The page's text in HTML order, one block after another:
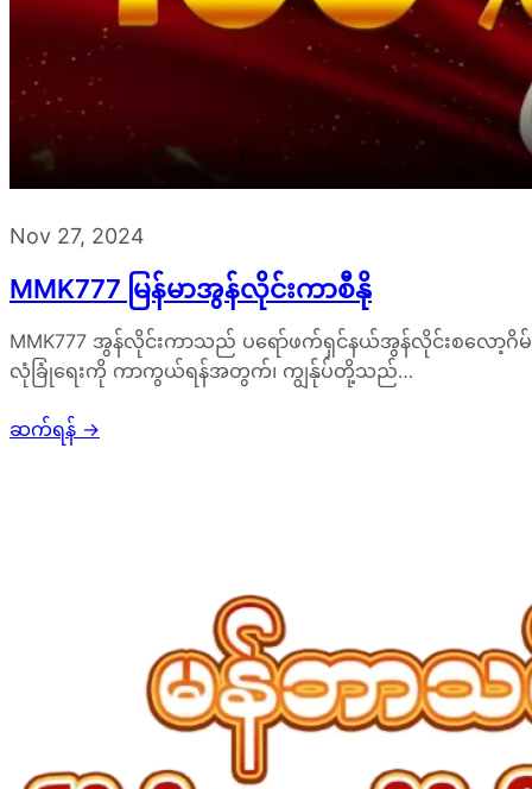
Nov 27, 2024
MMK777 မြန်မာအွန်လိုင်းကာစီနို
MMK777 အွန်လိုင်းကာသည် ပရော်ဖက်ရှင်နယ်အွန်လိုင်းစလော့
လုံခြုံရေးကို ကာကွယ်ရန်အတွက်၊ ကျွန်ုပ်တို့သည်…
ဆက်ရန် →